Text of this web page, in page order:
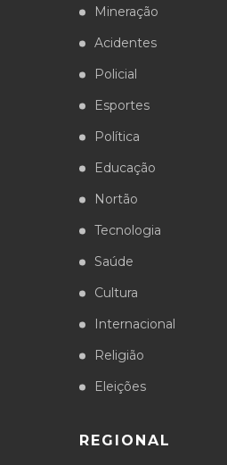
Mineração
Acidentes
Policial
Esportes
Política
Educação
Nortão
Tecnologia
Saúde
Cultura
Internacional
Religião
Eleições
REGIONAL